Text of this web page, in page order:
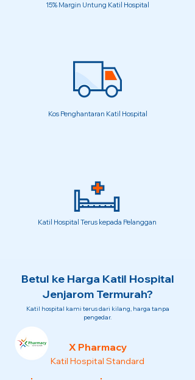
15% Margin Untung Katil Hospital
Kos Penghantaran Katil Hospital
Katil Hospital Terus kepada Pelanggan
Betul ke Harga Katil Hospital
Jenjarom Termurah?
Katil hospital kami terus dari kilang, harga tanpa
pengedar.
X Pharmacy
Katil Hospital Standard